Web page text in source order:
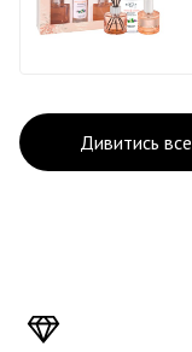
Дивитись все